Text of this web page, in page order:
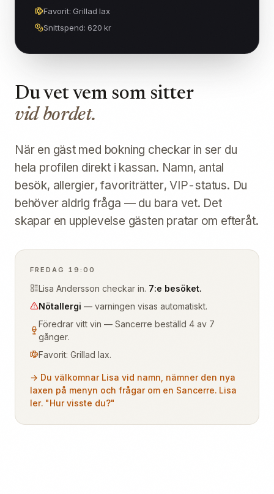
Favorit: Grillad lax
Snittspend: 620 kr
Du vet vem som sitter
vid bordet.
När en gäst med bokning checkar in ser du
hela profilen direkt i kassan. Namn, antal
besök, allergier, favoriträtter, VIP-status. Du
behöver aldrig fråga — du bara vet. Det
skapar en upplevelse gästen pratar om efteråt.
FREDAG 19:00
Lisa Andersson checkar in. 7:e besöket.
Nötallergi — varningen visas automatiskt.
Föredrar vitt vin — Sancerre beställd 4 av 7
gånger.
Favorit: Grillad lax.
→ Du välkomnar Lisa vid namn, nämner den nya
laxen på menyn och frågar om en Sancerre. Lisa
ler. "Hur visste du?"